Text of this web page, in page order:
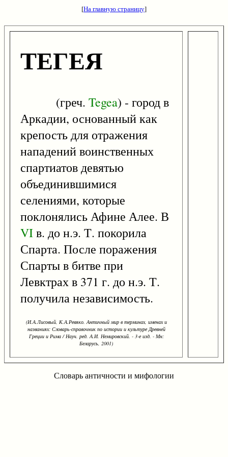
[На главную страницу]
ТЕГЕЯ
(греч. Tegea) - город в
Аркадии, основанный как
крепость для отражения
нападений воинственных
спартиатов девятью
объединившимися
селениями, которые
поклонялись Афине Алее. В
VIв. до н.э. Т. покорила
Спарта. После поражения
Спарты в битве при
Левктрах в 371 г. до н.э. Т.
получила независимость.
(И.А.Лисовый, К.А.Ревяко. Античный мир в терминах, именах и
названиях: Словарь-справочник по истории и культуре Древней
Греции и Рима / Науч. ред. А.И. Немировский. - 3-е изд. - Мн:
Беларусь, 2001)
Словарь античности и мифологии